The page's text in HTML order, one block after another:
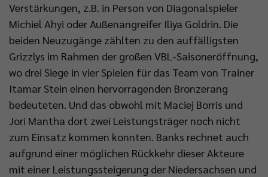
Verstärkungen, z.B. in Person von Diagonalspieler
Michiel Ahyi oder Außenangreifer Iliya Goldrin. Die
beiden Neuzugänge zählten zu den auffälligsten
Grizzlys im Rahmen der großen VBL-Saisoneröffnung,
wo drei Siege in vier Spielen für das Team von Trainer
Itamar Stein einen hervorragenden Bronzerang
bedeuteten. Und das obwohl mit Maciej Borris und
Jori Mantha dort zwei Leistungsträger noch nicht
zum Einsatz kommen konnten. Banks rechnet auch
aufgrund einer möglichen Rückkehr dieser Akteure
mit einer Leistungssteigerung der Niedersachsen und